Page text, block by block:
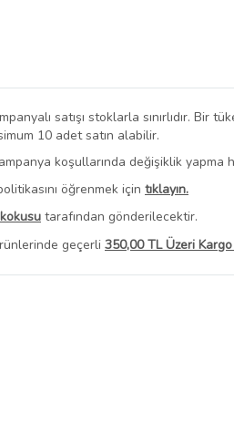
satışı stoklarla sınırlıdır. Bir
10 adet satın alabilir.
koşullarında değişiklik yapma
öğrenmek için tıklayın.
tarafından gönderilecektir.
geçerli 350,00 TL Üzeri
Ürünlerini Görüntüle